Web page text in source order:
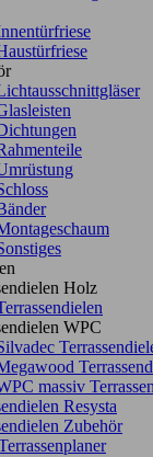
Holz
WPC
massiv
Resysta
Zubehör